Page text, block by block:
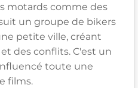
motards comme des
un groupe de bikers
petite ville, créant
des conflits. C'est un
toute une
films.